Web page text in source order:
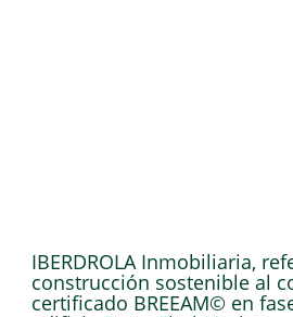
IBERDROLA Inmobiliaria,
construcción sostenible al
certificado BREEAM© en